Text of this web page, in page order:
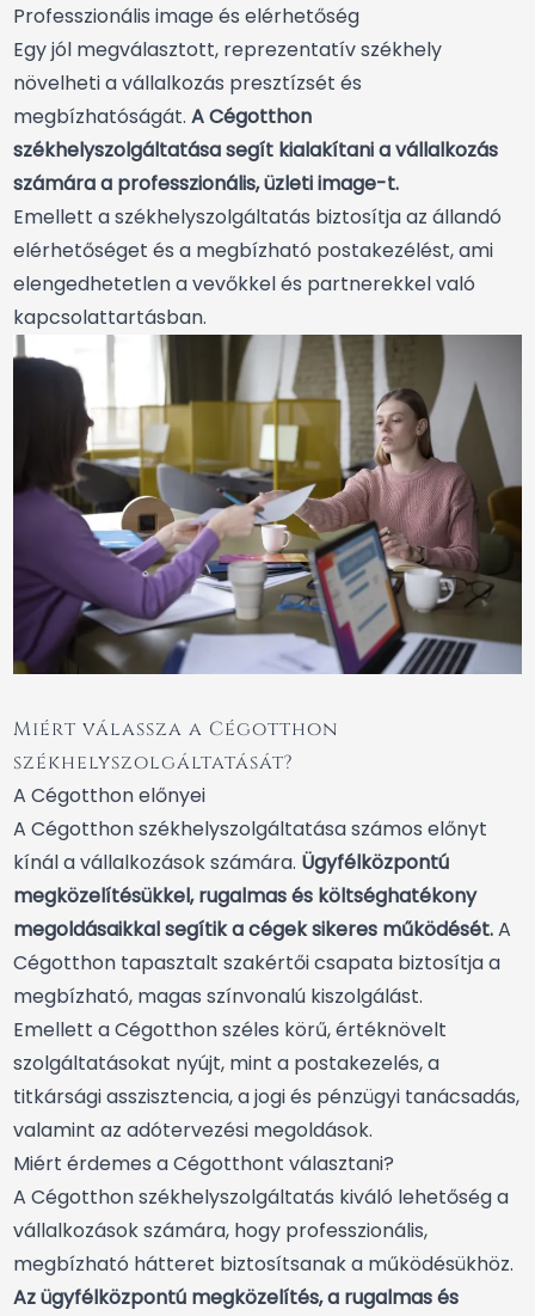
Professzionális image és elérhetőség
Egy jól megválasztott, reprezentatív székhely
növelheti a vállalkozás presztízsét és
megbízhatóságát. A Cégotthon
székhelyszolgáltatása segít kialakítani a vállalkozás
számára a professzionális, üzleti image-t.
Emellett a székhelyszolgáltatás biztosítja az állandó
elérhetőséget és a megbízható postakezélést, ami
elengedhetetlen a vevőkkel és partnerekkel való
kapcsolattartásban.
Miért válassza a Cégotthon
székhelyszolgáltatását?
A Cégotthon előnyei
A Cégotthon székhelyszolgáltatása számos előnyt
kínál a vállalkozások számára. Ügyfélközpontú
megközelítésükkel, rugalmas és költséghatékony
megoldásaikkal segítik a cégek sikeres működését.A
Cégotthon tapasztalt szakértői csapata biztosítja a
megbízható, magas színvonalú kiszolgálást.
Emellett a Cégotthon széles körű, értéknövelt
szolgáltatásokat nyújt, mint a postakezelés, a
titkársági asszisztencia, a jogi és pénzügyi tanácsadás,
valamint az adótervezési megoldások.
Miért érdemes a Cégotthont választani?
A Cégotthon székhelyszolgáltatás kiváló lehetőség a
vállalkozások számára, hogy professzionális,
megbízható hátteret biztosítsanak a működésükhöz.
Az ügyfélközpontú megközelítés, a rugalmas és